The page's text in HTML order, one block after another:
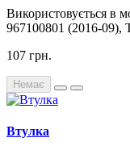
Використовується в
967100801 (2016-09),
107 грн.
Немає
Втулка